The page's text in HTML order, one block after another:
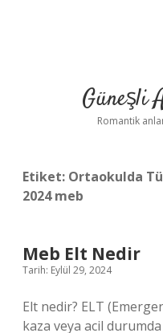
Güneşli
Romantik
Etiket: Ortaokulda
2024 meb
Meb Elt Nedir
Tarih: Eylül 29, 2024
Elt nedir? ELT
kaza veya acil